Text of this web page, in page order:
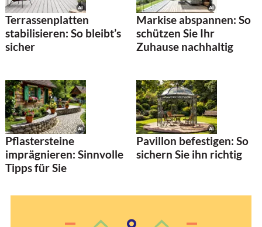
Terrassenplatten
stabilisieren: So bleibt’s
sicher
Markise abspannen: So
schützen Sie Ihr
Zuhause nachhaltig
Pflastersteine
imprägnieren: Sinnvolle
Tipps für Sie
Pavillon befestigen: So
sichern Sie ihn richtig